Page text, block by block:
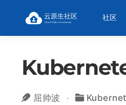
社区
屈帅波